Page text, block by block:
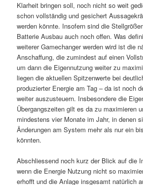
Klarheit bringen soll, noch nicht so weit
schon vollständig und gesichert
werden könnte. Insofern sind die
Batterie Ausbau auch noch offen. Was
weiterer Gamechanger werden wird ist die
Anschaffung, die zumindest auf einen
um dann die Eigennutzung weiter zu
liegen die aktuellen Spitzenwerte bei
produzierter Energie am Tag – da ist noch
weiter auszusteuern. Insbesondere die
Übergangszeiten gilt es da zu maximieren
mindestens vier Monate im Jahr, in denen
Änderungen am System mehr als nur ein
könnten.
Abschliessend noch kurz der Blick auf die
wenn die Energie Nutzung nicht so
erhofft und die Anlage insgesamt natürlich